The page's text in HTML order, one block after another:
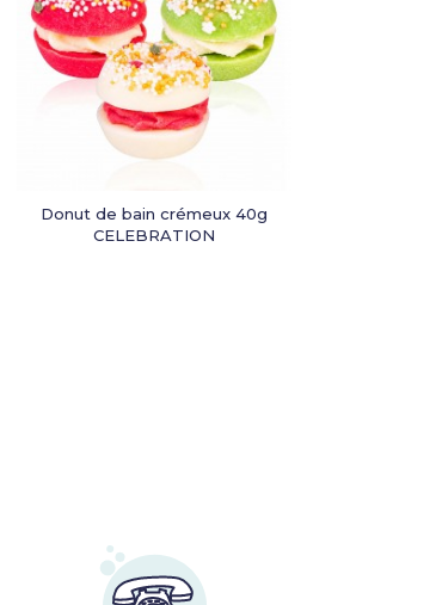
Donut de bain crémeux 40g
CELEBRATION